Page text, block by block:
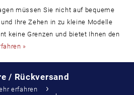
müssen Sie nicht auf bequeme
Ihre Zehen in zu kleine Modelle
keine Grenzen und bietet Ihnen den
»
/ Rückversand
erfahren